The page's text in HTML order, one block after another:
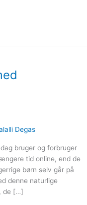
Degas
bruger og forbruger
tid online, end de
børn selv går på
denne naturlige
de […]